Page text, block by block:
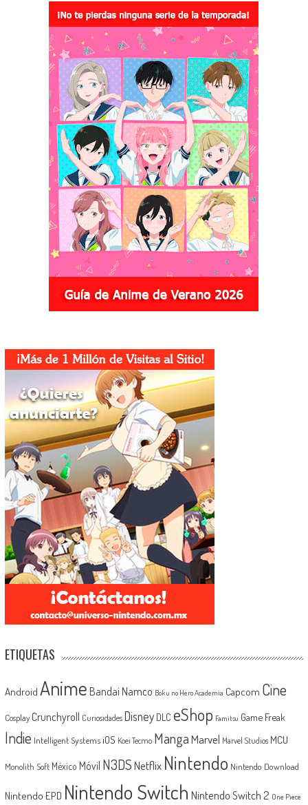
ETIQUETAS
Android Anime Bandai Namco Boku no Hero Academia Capcom Cine
Cosplay Crunchyroll Curiosidades Disney DLC eShop Famitsu Game Freak
Indie Intelligent Systems iOS Koei Tecmo MangaMarvel Marvel Studios MCU
Monolith Soft México Móvil N3DSNetflix Nintendo Nintendo Download
Nintendo EPD Nintendo Switch Nintendo Switch 2 One Piece